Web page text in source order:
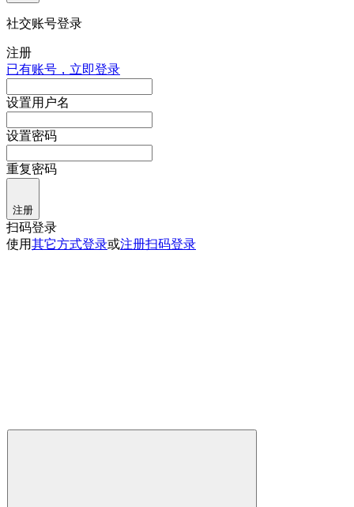
社交账号登录
注册
已有账号，立即登录
设置用户名
设置密码
重复密码
注册
扫码登录
使用其它方式登录或注册扫码登录